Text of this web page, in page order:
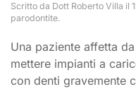
Scritto da Dott Roberto Villa il
parodontite.
Una paziente affetta
mettere impianti a
con denti gravemente